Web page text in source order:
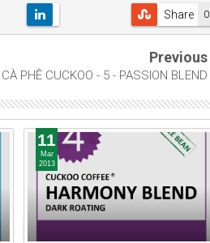
0
Share
Previous
CÀ PHÊ CUCKOO - 5 - PASSION BLEND
11
Mar
2013